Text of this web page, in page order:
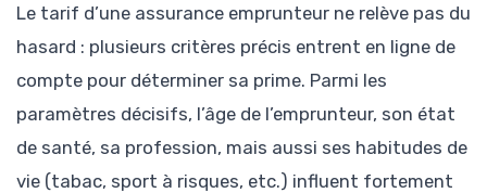
Le tarif d’une assurance emprunteur ne relève pas du
hasard : plusieurs critères précis entrent en ligne de
compte pour déterminer sa prime. Parmi les
paramètres décisifs, l’âge de l’emprunteur, son état
de santé, sa profession, mais aussi ses habitudes de
vie (tabac, sport à risques, etc.) influent fortement